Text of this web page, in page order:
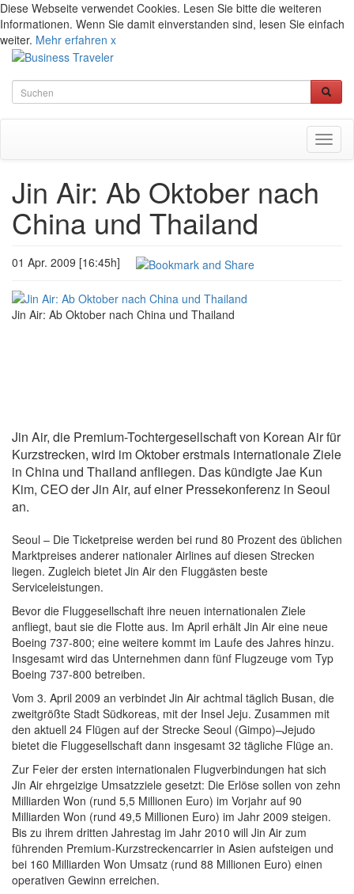
Diese Webseite verwendet Cookies. Lesen Sie bitte die weiteren
Informationen. Wenn Sie damit einverstanden sind, lesen Sie einfach
weiter. Mehr erfahren x
Jin Air: Ab Oktober nach
China und Thailand
01 Apr. 2009 [16:45h]
Jin Air: Ab Oktober nach China und Thailand
Jin Air, die Premium-Tochtergesellschaft von Korean Air für
Kurzstrecken, wird im Oktober erstmals internationale Ziele
in China und Thailand anfliegen. Das kündigte Jae Kun
Kim, CEO der Jin Air, auf einer Pressekonferenz in Seoul
an.
Seoul – Die Ticketpreise werden bei rund 80 Prozent des üblichen
Marktpreises anderer nationaler Airlines auf diesen Strecken
liegen. Zugleich bietet Jin Air den Fluggästen beste
Serviceleistungen.
Bevor die Fluggesellschaft ihre neuen internationalen Ziele
anfliegt, baut sie die Flotte aus. Im April erhält Jin Air eine neue
Boeing 737-800; eine weitere kommt im Laufe des Jahres hinzu.
Insgesamt wird das Unternehmen dann fünf Flugzeuge vom Typ
Boeing 737-800 betreiben.
Vom 3. April 2009 an verbindet Jin Air achtmal täglich Busan, die
zweitgrößte Stadt Südkoreas, mit der Insel Jeju. Zusammen mit
den aktuell 24 Flügen auf der Strecke Seoul (Gimpo)–Jejudo
bietet die Fluggesellschaft dann insgesamt 32 tägliche Flüge an.
Zur Feier der ersten internationalen Flugverbindungen hat sich
Jin Air ehrgeizige Umsatzziele gesetzt: Die Erlöse sollen von zehn
Milliarden Won (rund 5,5 Millionen Euro) im Vorjahr auf 90
Milliarden Won (rund 49,5 Millionen Euro) im Jahr 2009 steigen.
Bis zu ihrem dritten Jahrestag im Jahr 2010 will Jin Air zum
führenden Premium-Kurzstreckencarrier in Asien aufsteigen und
bei 160 Milliarden Won Umsatz (rund 88 Millionen Euro) einen
operativen Gewinn erreichen.